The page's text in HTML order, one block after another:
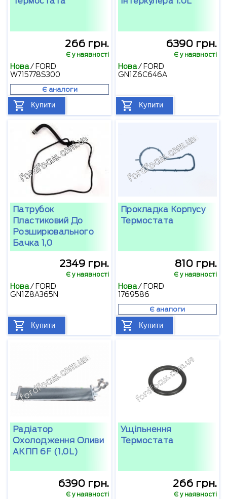
266 грн.
Є у наявності
Нова/ FORD
W715778S300
Є аналоги
Купити
6390 грн.
Є у наявності
Нова/ FORD
GN1Z6C646A
Купити
Патрубок
Пластиковий До
Розширювального
Бачка 1,0
2349 грн.
Є у наявності
Нова/ FORD
GN1Z8A365N
Купити
Прокладка Корпусу
Термостата
810 грн.
Є у наявності
Нова/ FORD
1769586
Є аналоги
Купити
Радіатор
Охолодження Оливи
АКПП 6F (1,0L)
6390 грн.
Є у наявності
Ущільнення
Термостата
266 грн.
Є у наявності